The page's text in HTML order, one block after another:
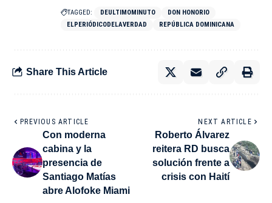
TAGGED: DEULTIMOMINUTO
DON HONORIO
ELPERIÓDICODELAVERDAD
REPÚBLICA DOMINICANA
Share This Article
PREVIOUS ARTICLE
Con moderna
cabina y la
presencia de
Santiago Matías
abre Alofoke Miami
NEXT ARTICLE
Roberto Álvarez
reitera RD busca
solución frente a
crisis con Haití